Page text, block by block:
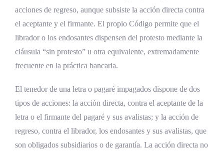
acciones de regreso, aunque subsiste la acción directa contra
el aceptante y el firmante. El propio Código permite que el
librador o los endosantes dispensen del protesto mediante la
cláusula “sin protesto” u otra equivalente, extremadamente
frecuente en la práctica bancaria.
El tenedor de una letra o pagaré impagados dispone de dos
tipos de acciones: la acción directa, contra el aceptante de la
letra o el firmante del pagaré y sus avalistas; y la acción de
regreso, contra el librador, los endosantes y sus avalistas, que
son obligados subsidiarios o de garantía. La acción directa no